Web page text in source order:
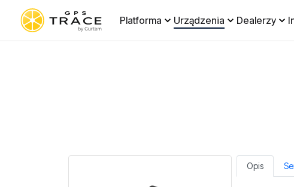
Platforma Urządzenia Dealerzy
Opis